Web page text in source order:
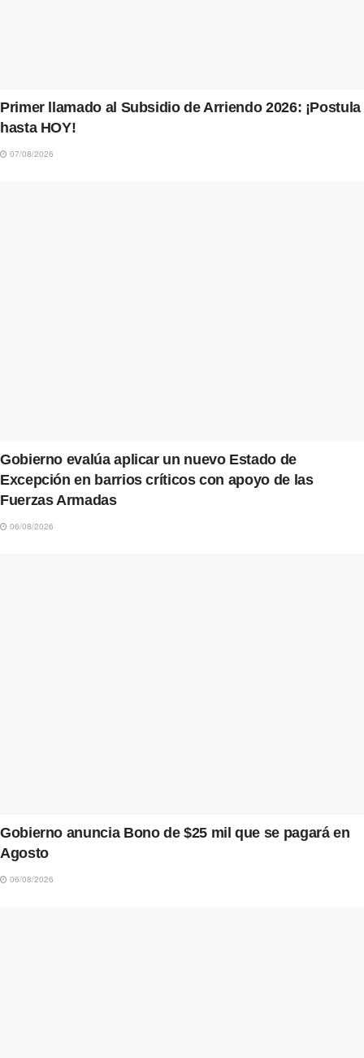
Primer llamado al Subsidio de Arriendo 2026: ¡Postula
hasta HOY!
07/08/2026
Gobierno evalúa aplicar un nuevo Estado de
Excepción en barrios críticos con apoyo de las
Fuerzas Armadas
06/08/2026
Gobierno anuncia Bono de $25 mil que se pagará en
Agosto
06/08/2026